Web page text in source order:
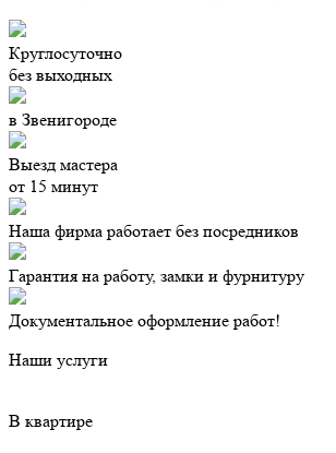
Круглосуточно
без выходных
в Звенигороде
Выезд мастера
от 15 минут
Наша фирма работает без посредников
Гарантия на работу, замки и фурнитуру
Документальное оформление работ!
Наши услуги
В квартире